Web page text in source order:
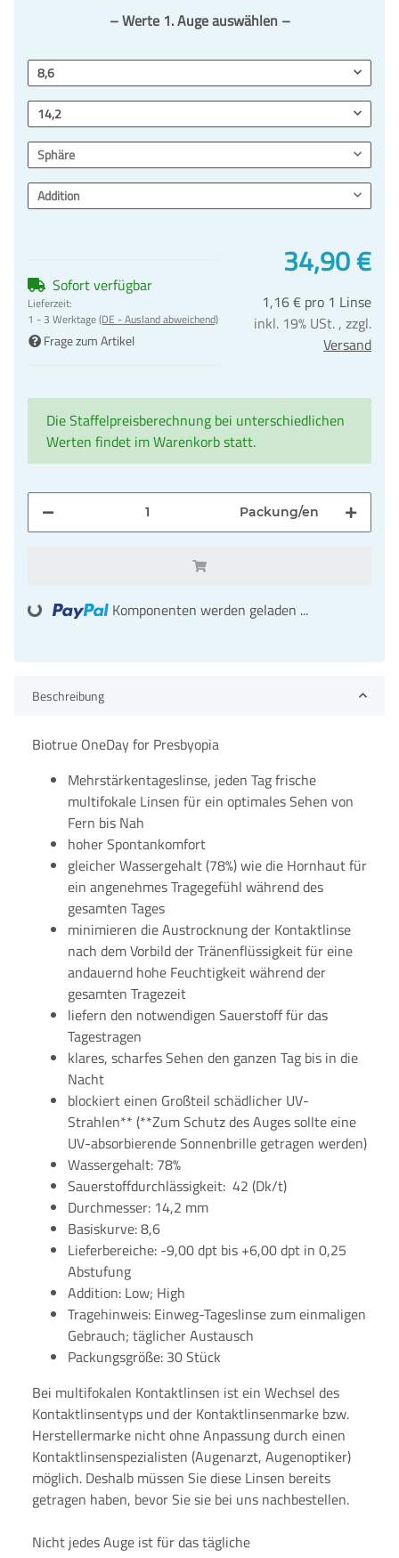
– Werte 1. Auge auswählen –
8,6
14,2
Sphäre
Addition
34,90 €
1,16 € pro 1 Linse
inkl. 19% USt. , zzgl.
Versand
Sofort verfügbar
Lieferzeit:
1 - 3 Werktage(DE - Ausland abweichend)
Frage zum Artikel
Die Staffelpreisberechnung bei unterschiedlichen
Werten findet im Warenkorb statt.
Packung/en
Loading... Komponenten werden geladen ...
Beschreibung
Biotrue OneDay for Presbyopia
Mehrstärkentageslinse, jeden Tag frische
multifokale Linsen für ein optimales Sehen von
Fern bis Nah
hoher Spontankomfort
gleicher Wassergehalt (78%) wie die Hornhaut für
ein angenehmes Tragegefühl während des
gesamten Tages
minimieren die Austrocknung der Kontaktlinse
nach dem Vorbild der Tränenflüssigkeit für eine
andauernd hohe Feuchtigkeit während der
gesamten Tragezeit
liefern den notwendigen Sauerstoff für das
Tagestragen
klares, scharfes Sehen den ganzen Tag bis in die
Nacht
blockiert einen Großteil schädlicher UV-
Strahlen** (**Zum Schutz des Auges sollte eine
UV-absorbierende Sonnenbrille getragen werden)
Wassergehalt: 78%
Sauerstoffdurchlässigkeit: 42 (Dk/t)
Durchmesser: 14,2 mm
Basiskurve: 8,6
Lieferbereiche: -9,00 dpt bis +6,00 dpt in 0,25
Abstufung
Addition: Low; High
Tragehinweis: Einweg-Tageslinse zum einmaligen
Gebrauch; täglicher Austausch
Packungsgröße: 30 Stück
Bei multifokalen Kontaktlinsen ist ein Wechsel des
Kontaktlinsentyps und der Kontaktlinsenmarke bzw.
Herstellermarke nicht ohne Anpassung durch einen
Kontaktlinsenspezialisten (Augenarzt, Augenoptiker)
möglich. Deshalb müssen Sie diese Linsen bereits
getragen haben, bevor Sie sie bei uns nachbestellen.
Nicht jedes Auge ist für das tägliche